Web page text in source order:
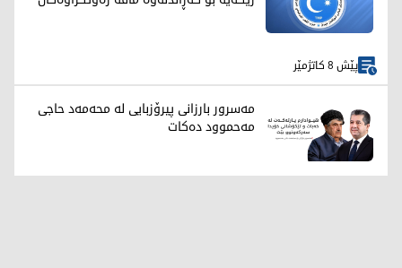
پێش 8 کاتژمێر
مەسرور بارزانی پیرۆزبایی لە محەمەد حاجی
مەحموود دەکات